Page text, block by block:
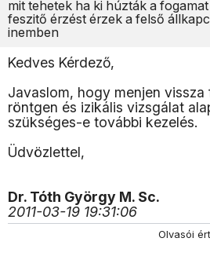
mit tehetek ha ki húzták a
feszitő érzést érzek a felső
inemben
Kedves Kérdező,
Javaslom, hogy menjen
röntgen és izikális vizsgálat
szükséges-e további kezelés.
Üdvözlettel,
Dr. Tóth György M. Sc.
2011-03-19 19:31:06
Olvasói